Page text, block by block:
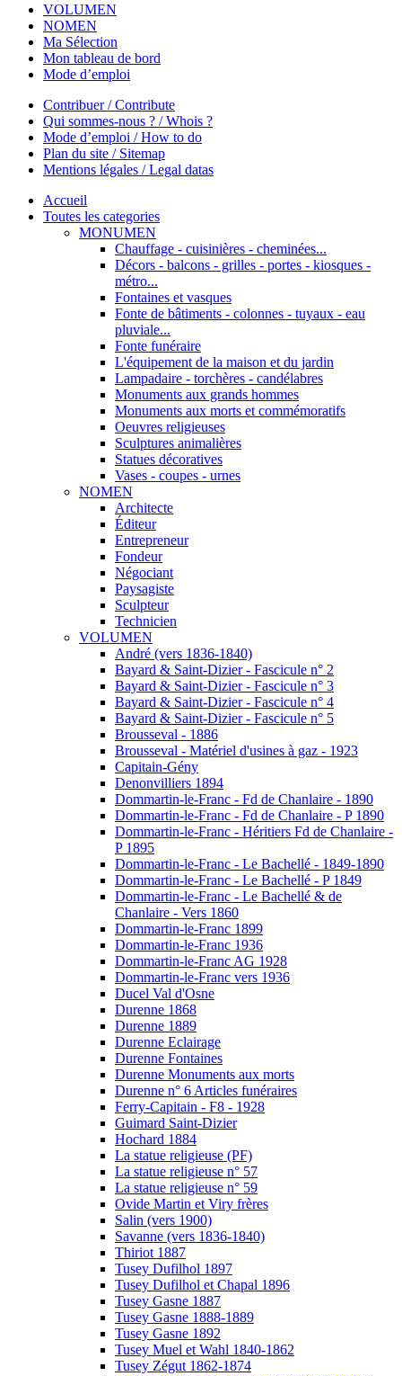
VOLUMEN
NOMEN
Ma Sélection
Mon tableau de bord
Mode d’emploi
Contribuer / Contribute
Qui sommes-nous ? / Whois ?
Mode d’emploi / How to do
Plan du site / Sitemap
Mentions légales / Legal datas
Accueil
Toutes les categories
MONUMEN
Chauffage - cuisinières - cheminées...
Décors - balcons - grilles - portes - kiosques -
métro...
Fontaines et vasques
Fonte de bâtiments - colonnes - tuyaux - eau
pluviale...
Fonte funéraire
L'équipement de la maison et du jardin
Lampadaire - torchères - candélabres
Monuments aux grands hommes
Monuments aux morts et commémoratifs
Oeuvres religieuses
Sculptures animalières
Statues décoratives
Vases - coupes - urnes
NOMEN
Architecte
Éditeur
Entrepreneur
Fondeur
Négociant
Paysagiste
Sculpteur
Technicien
VOLUMEN
André (vers 1836-1840)
Bayard & Saint-Dizier - Fascicule n° 2
Bayard & Saint-Dizier - Fascicule n° 3
Bayard & Saint-Dizier - Fascicule n° 4
Bayard & Saint-Dizier - Fascicule n° 5
Brousseval - 1886
Brousseval - Matériel d'usines à gaz - 1923
Capitain-Gény
Denonvilliers 1894
Dommartin-le-Franc - Fd de Chanlaire - 1890
Dommartin-le-Franc - Fd de Chanlaire - P 1890
Dommartin-le-Franc - Héritiers Fd de Chanlaire -
P 1895
Dommartin-le-Franc - Le Bachellé - 1849-1890
Dommartin-le-Franc - Le Bachellé - P 1849
Dommartin-le-Franc - Le Bachellé & de
Chanlaire - Vers 1860
Dommartin-le-Franc 1899
Dommartin-le-Franc 1936
Dommartin-le-Franc AG 1928
Dommartin-le-Franc vers 1936
Ducel Val d'Osne
Durenne 1868
Durenne 1889
Durenne Eclairage
Durenne Fontaines
Durenne Monuments aux morts
Durenne n° 6 Articles funéraires
Ferry-Capitain - F8 - 1928
Guimard Saint-Dizier
Hochard 1884
La statue religieuse (PF)
La statue religieuse n° 57
La statue religieuse n° 59
Ovide Martin et Viry frères
Salin (vers 1900)
Savanne (vers 1836-1840)
Thiriot 1887
Tusey Dufilhol 1897
Tusey Dufilhol et Chapal 1896
Tusey Gasne 1887
Tusey Gasne 1888-1889
Tusey Gasne 1892
Tusey Muel et Wahl 1840-1862
Tusey Zégut 1862-1874